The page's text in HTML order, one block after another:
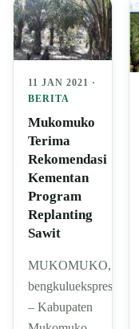
11 JAN 2021 ·
BERITA
Mukomuko
Terima
Rekomendasi
Kementan
Program
Replanting
Sawit
MUKOMUKO,
bengkuluekspress.com
– Kabupaten